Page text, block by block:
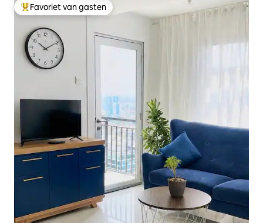
Topfavoriet van gasten
Favoriet van gasten